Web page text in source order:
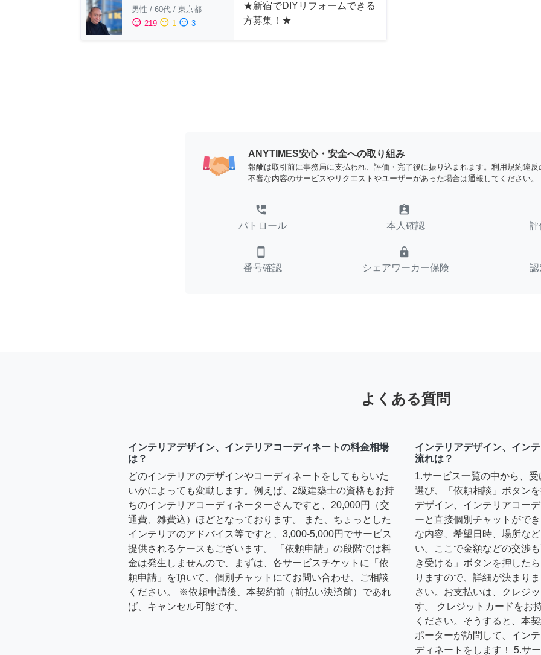
男性 / 60代 / 東京都
sentiment_satisfied 219 sentiment_neutral 1 sentiment_dissatisfied 3
★新宿でDIYリフォームできる
方募集！★
ANYTIMES安心・安全への取り組み
報酬は取引前に事務局に支払われ、評価・完了後に振り込まれます。利用規約違反
不審な内容のサービスやリクエストやユーザーがあった場合は通報してください。
perm_phone_msg
パトロール
assignment_ind
本人確認
smartphone
番号確認
lock
シェアワーカー保険
よくある質問
インテリアデザイン、インテリアコーディネートの料金相場
は？
どのインテリアのデザインやコーディネートをしてもらいた
いかによっても変動します。例えば、2級建築士の資格もお持
ちのインテリアコーディネーターさんですと、20,000円（交
通費、雑費込）ほどとなっております。 また、ちょっとした
インテリアのアドバイス等ですと、3,000-5,000円でサービス
提供されるケースもございます。 「依頼申請」の段階では料
金は発生しませんので、まずは、各サービスチケットに「依
頼申請」を頂いて、個別チャットにてお問い合わせ、ご相談
ください。 ※依頼申請後、本契約前（前払い決済前）であれ
ば、キャンセル可能です。
インテリアデザイン、イン
流れは？
1.サービス一覧の中から、
選び、「依頼相談」ボタン
デザイン、インテリアコー
ーと直接個別チャットがで
な内容、希望日時、場所な
い。ここで金額などの交渉
き受ける」ボタンを押した
りますので、詳細が決まり
さい。お支払いは、クレジ
す。 クレジットカードをお
ください。そうすると、本
ポーターが訪問して、イン
ディネートをします！ 5.サ